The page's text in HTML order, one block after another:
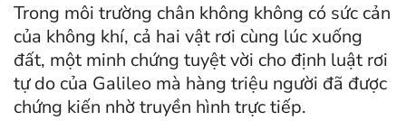
Trong môi trường chân không không có sức cản
của không khí, cả hai vật rơi cùng lúc xuống
đất, một minh chứng tuyệt vời cho định luật rơi
tự do của Galileo mà hàng triệu người đã được
chứng kiến nhờ truyền hình trực tiếp.